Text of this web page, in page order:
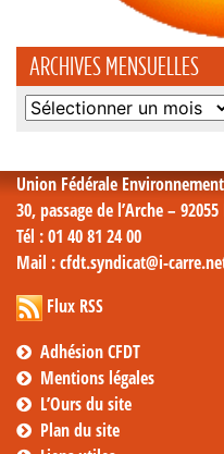
ARCHIVES MENSUELLES
Archives
Union Fédérale
30, passage de l’Arche – 92055
Tél : 01 40 81 24 00
Mail : cfdt.syndicat@i-
Flux RSS
Adhésion CFDT
Mentions légales
L’Ours du site
Plan du site